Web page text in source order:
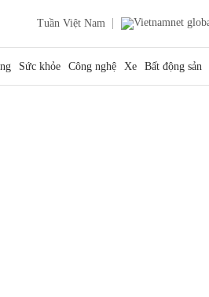
Tuần Việt Nam
Sức khỏe Công nghệ Xe Bất động sản